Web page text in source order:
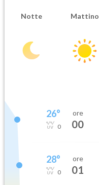
Notte Mattino
26°
0
ore
00
28°
0
ore
01